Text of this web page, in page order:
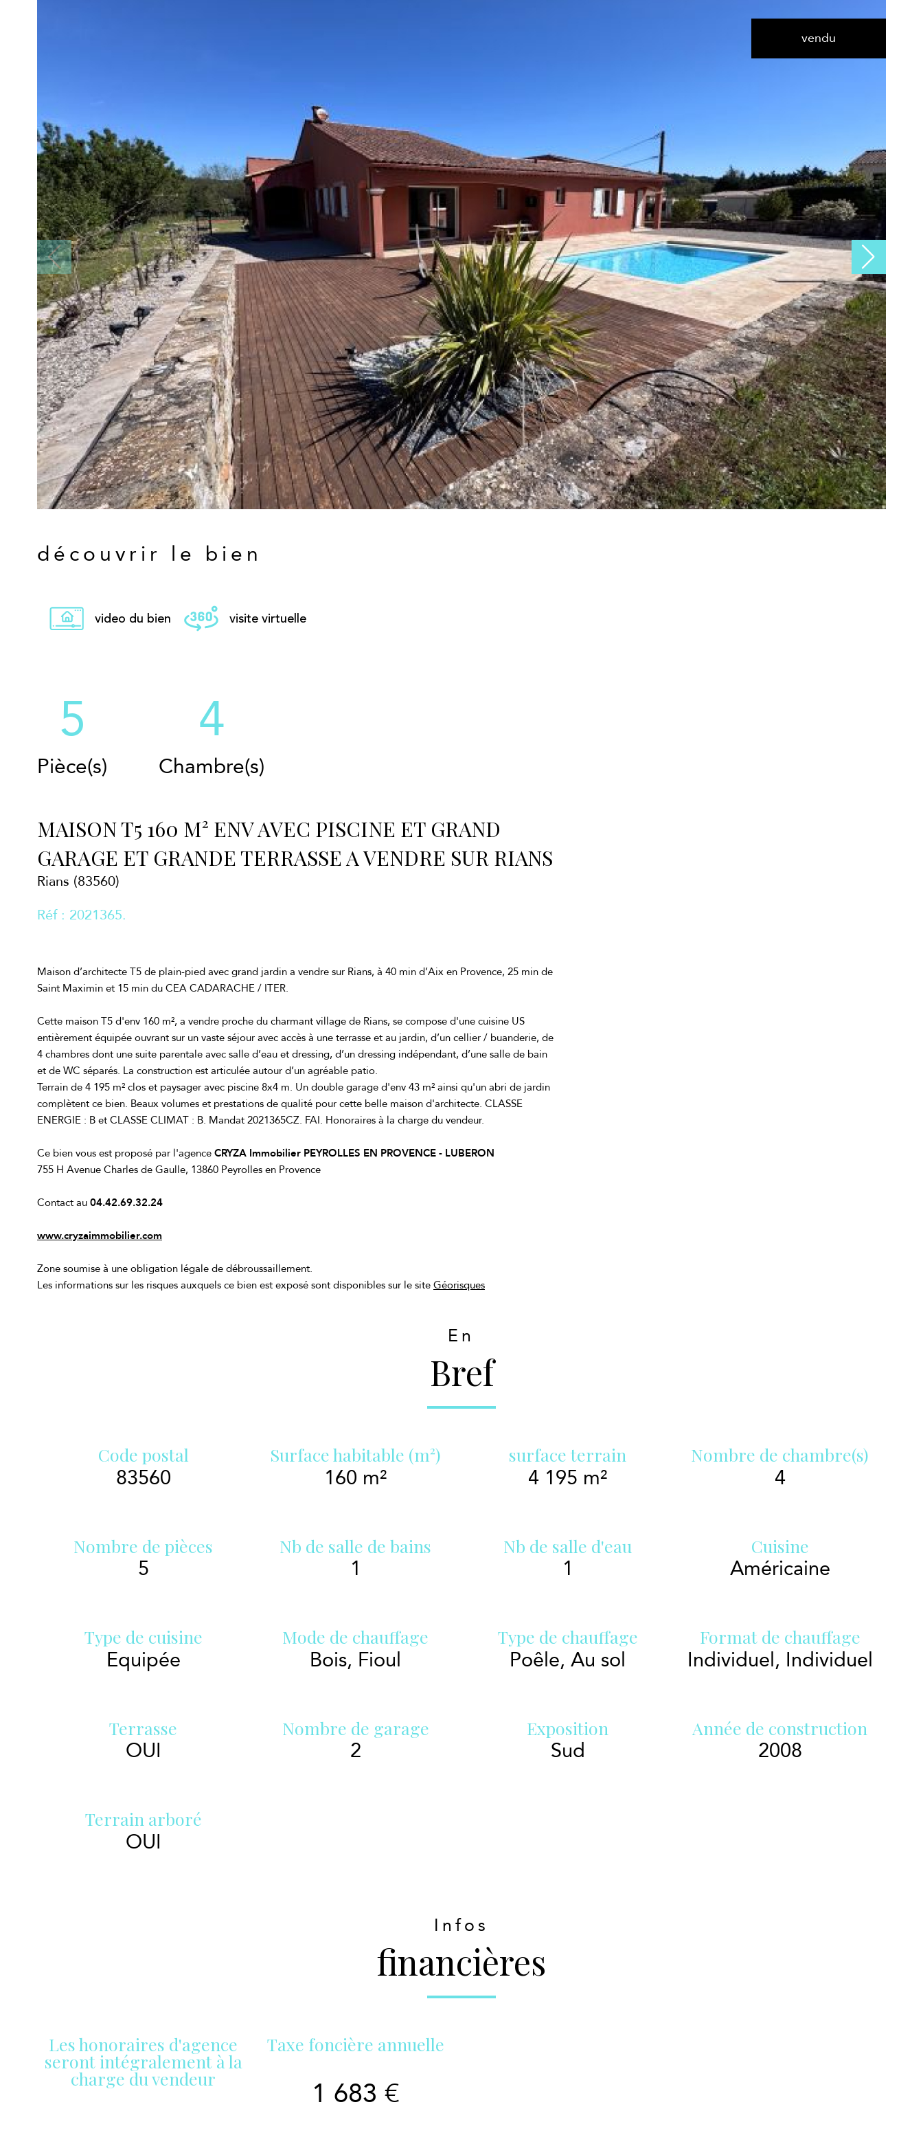
vendu
découvrir le bien
video du bien visite virtuelle
5
Pièce(s)
4
Chambre(s)
MAISON T5 160 M² ENV AVEC PISCINE ET GRAND
GARAGE ET GRANDE TERRASSE A VENDRE SUR RIANS
Rians (83560)
Réf : 2021365.
Maison d’architecte T5 de plain-pied avec grand jardin a vendre sur Rians, à 40 min d’Aix en Provence, 25 min de
Saint Maximin et 15 min du CEA CADARACHE / ITER.
Cette maison T5 d'env 160 m², a vendre proche du charmant village de Rians, se compose d'une cuisine US
entièrement équipée ouvrant sur un vaste séjour avec accès à une terrasse et au jardin, d’un cellier / buanderie, de
4 chambres dont une suite parentale avec salle d’eau et dressing, d’un dressing indépendant, d’une salle de bain
et de WC séparés. La construction est articulée autour d’un agréable patio.
Terrain de 4 195 m² clos et paysager avec piscine 8x4 m. Un double garage d'env 43 m² ainsi qu'un abri de jardin
complètent ce bien. Beaux volumes et prestations de qualité pour cette belle maison d'architecte. CLASSE
ENERGIE : B et CLASSE CLIMAT : B. Mandat 2021365CZ. FAI. Honoraires à la charge du vendeur.
Ce bien vous est proposé par l'agence CRYZA Immobilier PEYROLLES EN PROVENCE - LUBERON
755 H Avenue Charles de Gaulle, 13860 Peyrolles en Provence
Contact au 04.42.69.32.24
www.cryzaimmobilier.com
Zone soumise à une obligation légale de débroussaillement.
Les informations sur les risques auxquels ce bien est exposé sont disponibles sur le site Géorisques
En
Bref
Code postal
83560
Surface habitable (m²)
160 m²
surface terrain
4 195 m²
Nombre de chambre(s)
4
Nombre de pièces
5
Nb de salle de bains
1
Nb de salle d'eau
1
Cuisine
Américaine
Type de cuisine
Equipée
Mode de chauffage
Bois, Fioul
Type de chauffage
Poêle, Au sol
Format de chauffage
Individuel, Individuel
Terrasse
OUI
Nombre de garage
2
Exposition
Sud
Année de construction
2008
Terrain arboré
OUI
Infos
financières
Les honoraires d'agence
seront intégralement à la
charge du vendeur
Taxe foncière annuelle
1 683 €